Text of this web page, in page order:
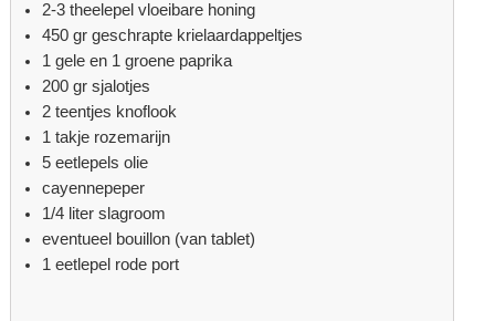
2-3 theelepel vloeibare honing
450 gr geschrapte krielaardappeltjes
1 gele en 1 groene paprika
200 gr sjalotjes
2 teentjes knoflook
1 takje rozemarijn
5 eetlepels olie
cayennepeper
1/4 liter slagroom
eventueel bouillon (van tablet)
1 eetlepel rode port